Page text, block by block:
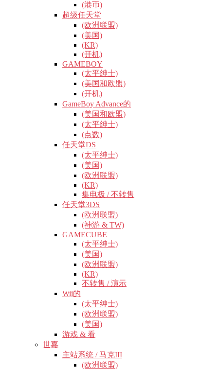
(港币)
超级任天堂
(欧洲联盟)
(美国)
(KR)
(开机)
GAMEBOY
(太平绅士)
(美国和欧盟)
(开机)
GameBoy Advance的
(美国和欧盟)
(太平绅士)
(点数)
任天堂DS
(太平绅士)
(美国)
(欧洲联盟)
(KR)
集电极 / 不转售
任天堂3DS
(欧洲联盟)
(神游 & TW)
GAMECUBE
(太平绅士)
(美国)
(欧洲联盟)
(KR)
不转售 / 演示
Wii的
(太平绅士)
(欧洲联盟)
(美国)
游戏 & 看
世嘉
主站系统 / 马克III
(欧洲联盟)